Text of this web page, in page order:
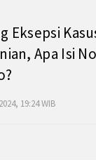
Eksepsi
Apa Isi
19:24 WIB